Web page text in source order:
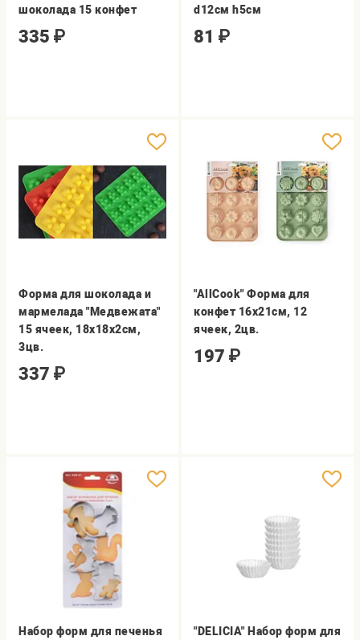
шоколада 15 конфет
335 ₽
d12см h5см
81 ₽
Форма для шоколада и
мармелада "Медвежата"
15 ячеек, 18х18х2см,
3цв.
337 ₽
"AllCook" Форма для
конфет 16х21см, 12
ячеек, 2цв.
197 ₽
Набор форм для печенья
"DELICIA" Набор форм для